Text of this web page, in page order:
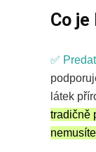
Co je
✅
látek
tradičně